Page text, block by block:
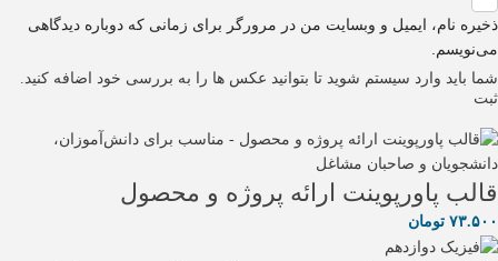
ذخیره نام، ایمیل و وبسایت من در مرورگر برای زمانی که دوباره دیدگاهی
می‌نویسم.
شما باید وارد سیستم شوید تا بتوانید عکس ها را به بررسی خود اضافه کنید.
قالب پاورپوینت ارائه پروژه و محصول
۷۳.۵۰۰ تومان